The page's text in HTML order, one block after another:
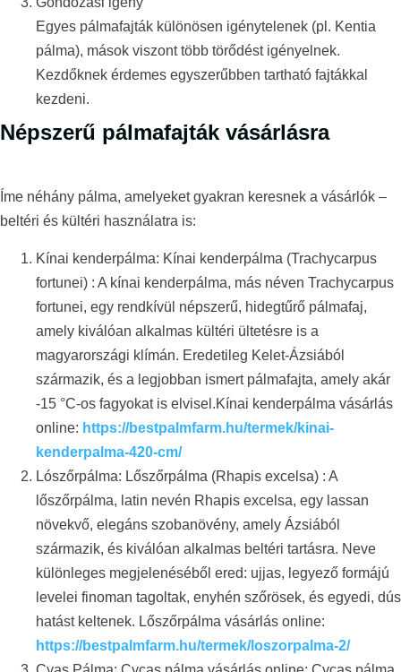
Egyes pálmafajták különösen igénytelenek (pl. Kentia
pálma), mások viszont több törődést igényelnek.
Kezdőknek érdemes egyszerűbben tartható fajtákkal
kezdeni.
Népszerű pálmafajták vásárlásra
Íme néhány pálma, amelyeket gyakran keresnek a vásárlók –
beltéri és kültéri használatra is:
Kínai kenderpálma: Kínai kenderpálma (Trachycarpus
fortunei) : A kínai kenderpálma, más néven Trachycarpus
fortunei, egy rendkívül népszerű, hidegtűrő pálmafaj,
amely kiválóan alkalmas kültéri ültetésre is a
magyarországi klímán. Eredetileg Kelet-Ázsiából
származik, és a legjobban ismert pálmafajta, amely akár
-15 °C-os fagyokat is elvisel.Kínai kenderpálma vásárlás
online: https://bestpalmfarm.hu/termek/kinai-
kenderpalma-420-cm/
Lószőrpálma: Lőszőrpálma (Rhapis excelsa) : A
lőszőrpálma, latin nevén Rhapis excelsa, egy lassan
növekvő, elegáns szobanövény, amely Ázsiából
származik, és kiválóan alkalmas beltéri tartásra. Neve
különleges megjelenéséből ered: ujjas, legyező formájú
levelei finoman tagoltak, enyhén szőrösek, és egyedi, dús
hatást keltenek. Lőszőrpálma vásárlás online:
https://bestpalmfarm.hu/termek/loszorpalma-2/